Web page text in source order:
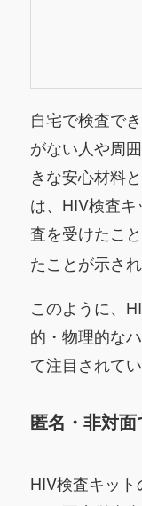
自宅で検査で
がない人や周
きな安心材料
は、HIV検査
査を受けたこ
たことが示され
このように、
的・物理的な
て注目されてい
匿名・非対
HIV検査キッ